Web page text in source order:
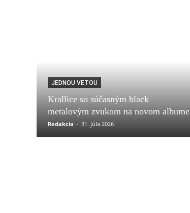
JEDNOU VETOU
Krallice so súčasným black
metalovým zvukom na novom albume
Redakcia - 31. júla 2026